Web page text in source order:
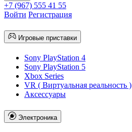
+7 (967) 555 41 55
Войти Регистрация
Игровые приставки
Sony PlayStation 4
Sony PlayStation 5
Xbox Series
VR ( Виртуальная реальность )
Аксессуары
Электроника